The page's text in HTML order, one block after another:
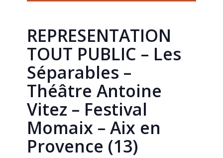
REPRESENTATION
TOUT PUBLIC – Les
Séparables –
Théâtre Antoine
Vitez – Festival
Momaix – Aix en
Provence (13)